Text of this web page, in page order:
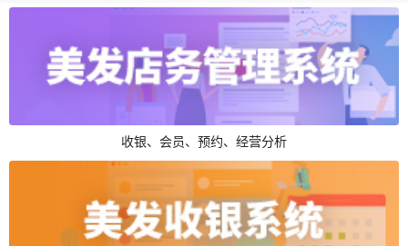
收银、会员、预约、经营分析